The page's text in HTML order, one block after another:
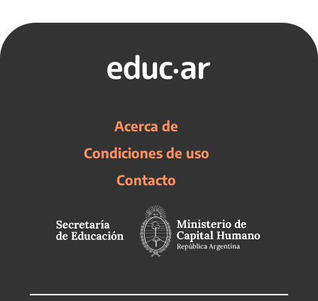
Acerca de
Condiciones de uso
Contacto